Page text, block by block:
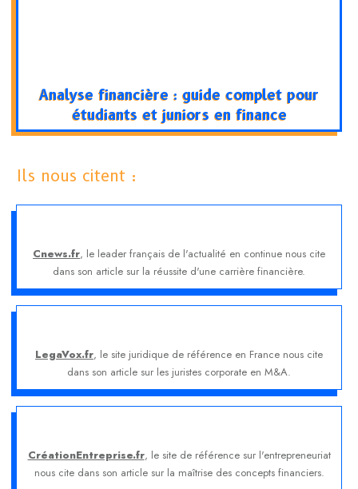
Analyse financière : guide complet pour
étudiants et juniors en finance
Ils nous citent :
Cnews.fr, le leader français de l'actualité en continue nous cite
dans son article sur la réussite d'une carrière financière.
LegaVox.fr, le site juridique de référence en France nous cite
dans son article sur les juristes corporate en M&A.
CréationEntreprise.fr, le site de référence sur l'entrepreneuriat
nous cite dans son article sur la maîtrise des concepts financiers.